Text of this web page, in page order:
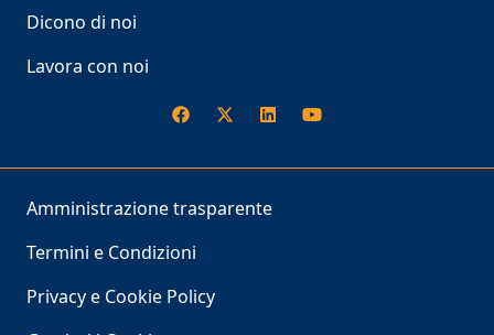
Dicono di noi
Lavora con noi
Amministrazione trasparente
Termini e Condizioni
Privacy e Cookie Policy